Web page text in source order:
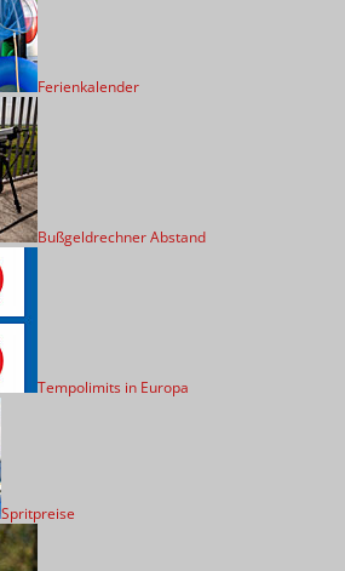
Ferienkalender
Bußgeldrechner Abstand
Tempolimits in Europa
Spritpreise